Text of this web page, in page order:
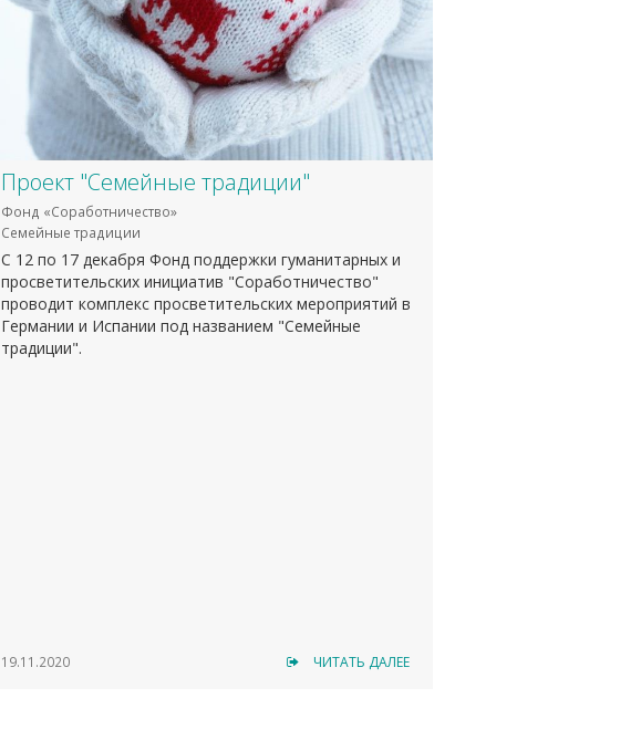
Проект "Семейные традиции"
Фонд «Соработничество»
Семейные традиции
С 12 по 17 декабря Фонд поддержки гуманитарных и
просветительских инициатив "Соработничество"
проводит комплекс просветительских мероприятий в
Германии и Испании под названием "Семейные
традиции".
19.11.2020 ЧИТАТЬ ДАЛЕЕ